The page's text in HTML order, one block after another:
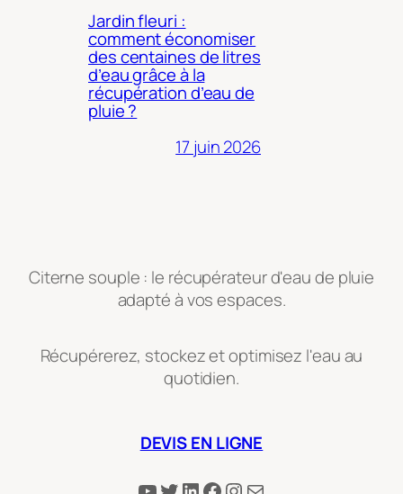
Jardin fleuri :
comment économiser
des centaines de litres
d’eau grâce à la
récupération d’eau de
pluie ?
17 juin 2026
Citerne souple : le récupérateur d'eau de pluie
adapté à vos espaces.
Récupérerez, stockez et optimisez l'eau au
quotidien.
DEVIS EN LIGNE